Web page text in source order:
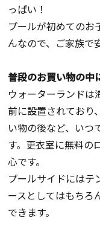
っぱい！
プールが初めてのお
んなので、ご家族で
普段のお買い物の中
ウォーターランドは
前に設置されており
い物の後など、いつ
す。更衣室に無料の
心です。
プールサイドにはテ
ースとしてはもちろ
できます。